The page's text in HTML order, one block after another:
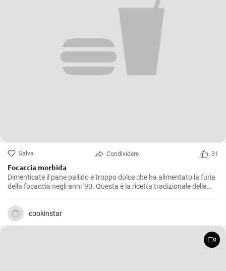
Salva Condividere 31
Focaccia morbida
Dimenticate il pane pallido e troppo dolce che ha alimentato la furia
della focaccia negli anni '90. Questa è la ricetta tradizionale della
focaccia italiana: incredibilmente morbida e soffice all'interno,
croccante all'esterno!
cookinstar